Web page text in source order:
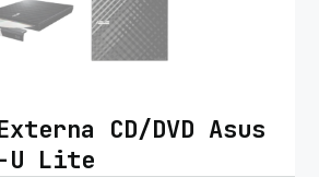
CD/DVD Asus
U Lite